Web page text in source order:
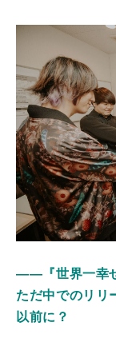
――『世界一幸
ただ中でのリリ
以前に？